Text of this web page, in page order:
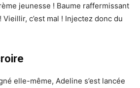
jeunesse ! Baume raffermissant
c’est mal ! Injectez donc du
elle-même, Adeline s’est lancée